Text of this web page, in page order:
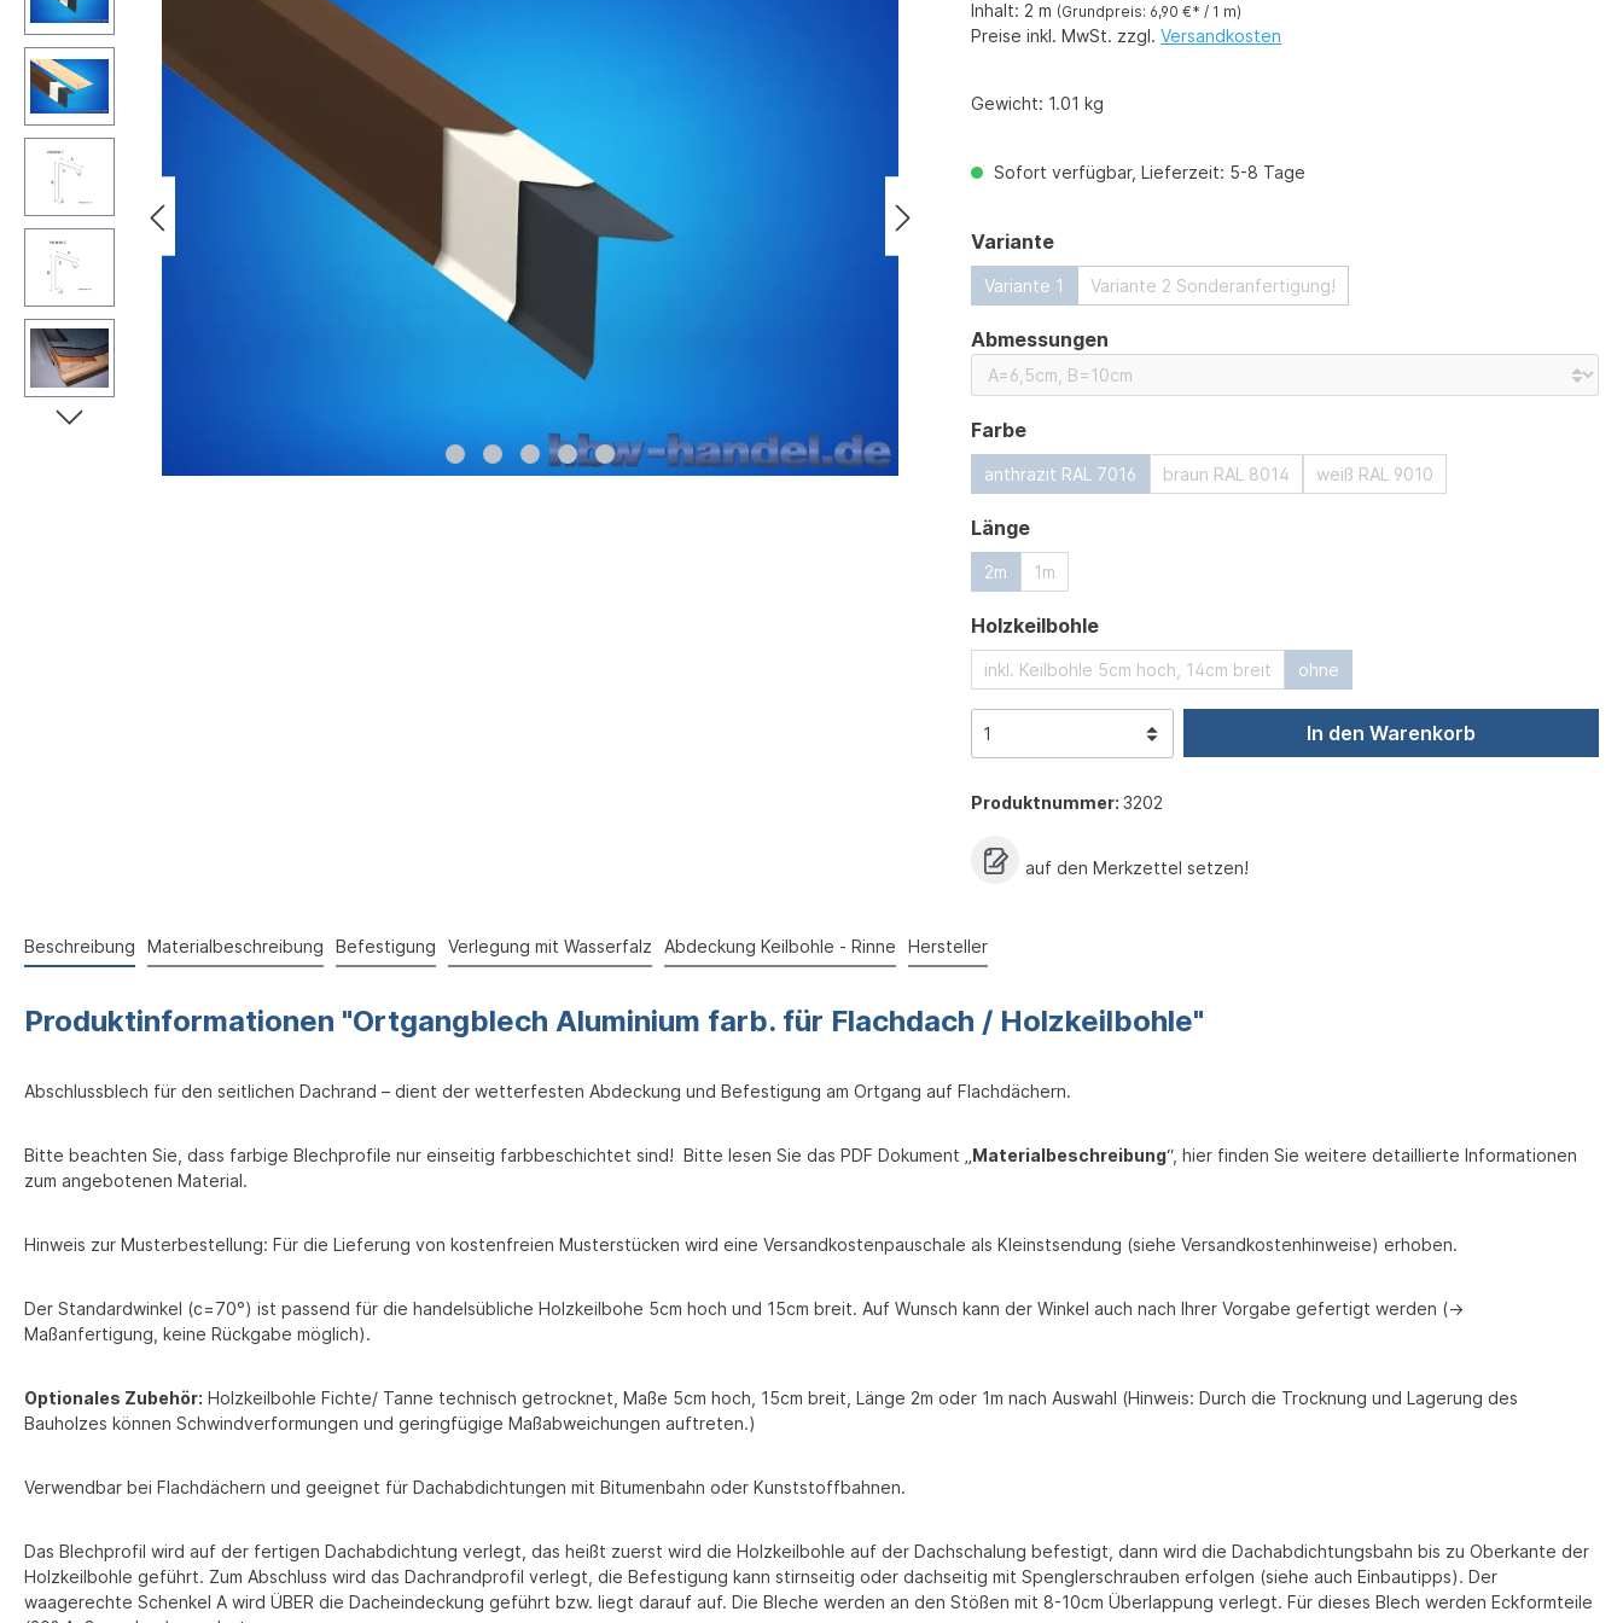
Inhalt: 2 m (Grundpreis: 6,90 €* / 1 m)
Preise inkl. MwSt. zzgl. Versandkosten
Gewicht: 1.01 kg
Sofort verfügbar, Lieferzeit: 5-8 Tage
Varianteauswählen
Variante 1 Variante 2 Sonderanfertigung!
Abmessungen
Farbeauswählen
anthrazit RAL 7016 braun RAL 8014 weiß RAL 9010
Längeauswählen
2m 1m
Holzkeilbohleauswählen
inkl. Keilbohle 5cm hoch, 14cm breit ohne
In den Warenkorb
Produktnummer: 3202
auf den Merkzettel setzen!
Beschreibung Materialbeschreibung Befestigung Verlegung mit Wasserfalz Abdeckung Keilbohle - Rinne Hersteller
Produktinformationen "Ortgangblech Aluminium farb. für Flachdach / Holzkeilbohle"
Abschlussblech für den seitlichen Dachrand – dient der wetterfesten Abdeckung und Befestigung am Ortgang auf Flachdächern.
Bitte beachten Sie, dass farbige Blechprofile nur einseitig farbbeschichtet sind! Bitte lesen Sie das PDF Dokument „ Materialbeschreibung“, hier finden Sie weitere detaillierte Informationen
zum angebotenen Material.
Hinweis zur Musterbestellung: Für die Lieferung von kostenfreien Musterstücken wird eine Versandkostenpauschale als Kleinstsendung (siehe Versandkostenhinweise) erhoben.
Der Standardwinkel (c=70°) ist passend für die handelsübliche Holzkeilbohe 5cm hoch und 15cm breit. Auf Wunsch kann der Winkel auch nach Ihrer Vorgabe gefertigt werden (->
Maßanfertigung, keine Rückgabe möglich).
Optionales Zubehör: Holzkeilbohle Fichte/ Tanne technisch getrocknet, Maße 5cm hoch, 15cm breit, Länge 2m oder 1m nach Auswahl (Hinweis: Durch die Trocknung und Lagerung des
Bauholzes können Schwindverformungen und geringfügige Maßabweichungen auftreten.)
Verwendbar bei Flachdächern und geeignet für Dachabdichtungen mit Bitumenbahn oder Kunststoffbahnen.
Das Blechprofil wird auf der fertigen Dachabdichtung verlegt, das heißt zuerst wird die Holzkeilbohle auf der Dachschalung befestigt, dann wird die Dachabdichtungsbahn bis zu Oberkante der
Holzkeilbohle geführt. Zum Abschluss wird das Dachrandprofil verlegt, die Befestigung kann stirnseitig oder dachseitig mit Spenglerschrauben erfolgen (siehe auch Einbautipps). Der
waagerechte Schenkel A wird ÜBER die Dacheindeckung geführt bzw. liegt darauf auf. Die Bleche werden an den Stößen mit 8-10cm Überlappung verlegt. Für dieses Blech werden Eckformteile